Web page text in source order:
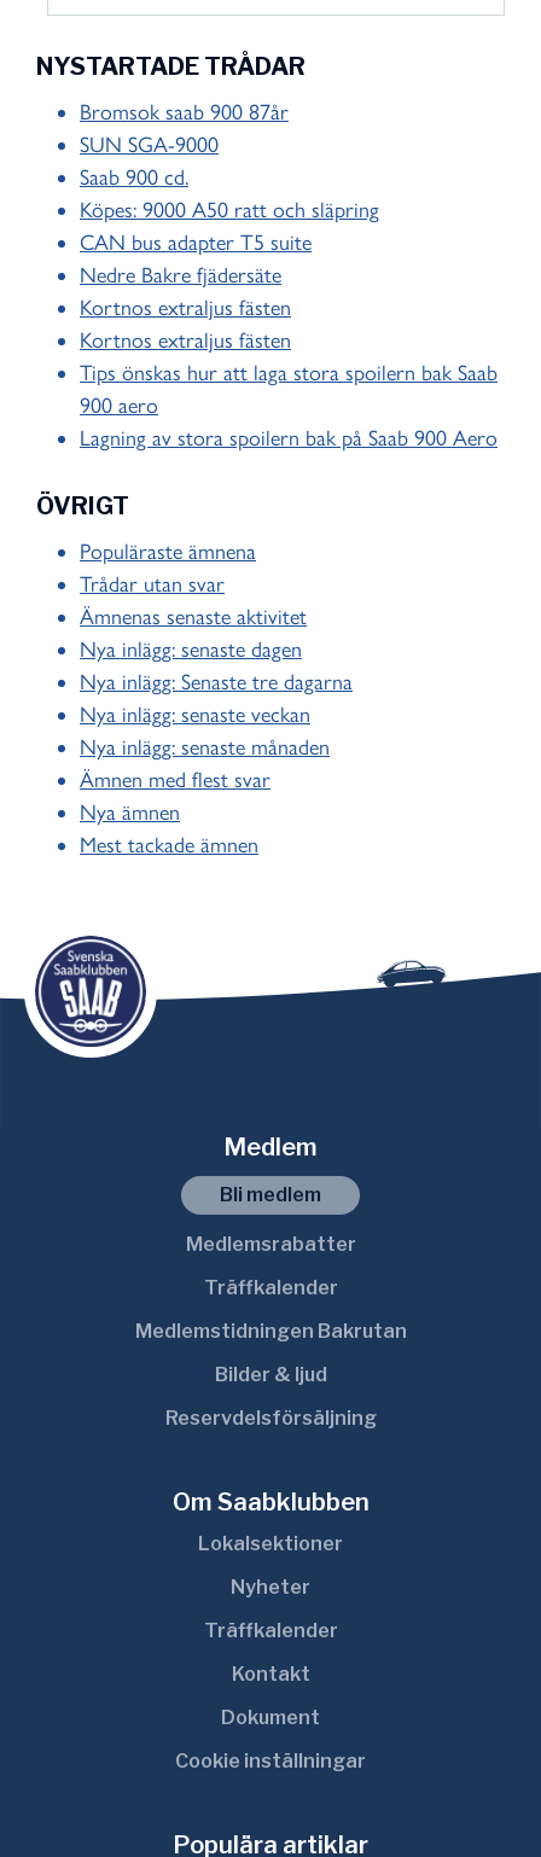
NYSTARTADE TRÅDAR
Bromsok saab 900 87år
SUN SGA-9000
Saab 900 cd.
Köpes: 9000 A50 ratt och släpring
CAN bus adapter T5 suite
Nedre Bakre fjädersäte
Kortnos extraljus fästen
Kortnos extraljus fästen
Tips önskas hur att laga stora spoilern bak Saab
900 aero
Lagning av stora spoilern bak på Saab 900 Aero
ÖVRIGT
Populäraste ämnena
Trådar utan svar
Ämnenas senaste aktivitet
Nya inlägg: senaste dagen
Nya inlägg: Senaste tre dagarna
Nya inlägg: senaste veckan
Nya inlägg: senaste månaden
Ämnen med flest svar
Nya ämnen
Mest tackade ämnen
Medlem
Bli medlem
Medlemsrabatter
Träffkalender
Medlemstidningen Bakrutan
Bilder & ljud
Reservdelsförsäljning
Om Saabklubben
Lokalsektioner
Nyheter
Träffkalender
Kontakt
Dokument
Cookie inställningar
Populära artiklar